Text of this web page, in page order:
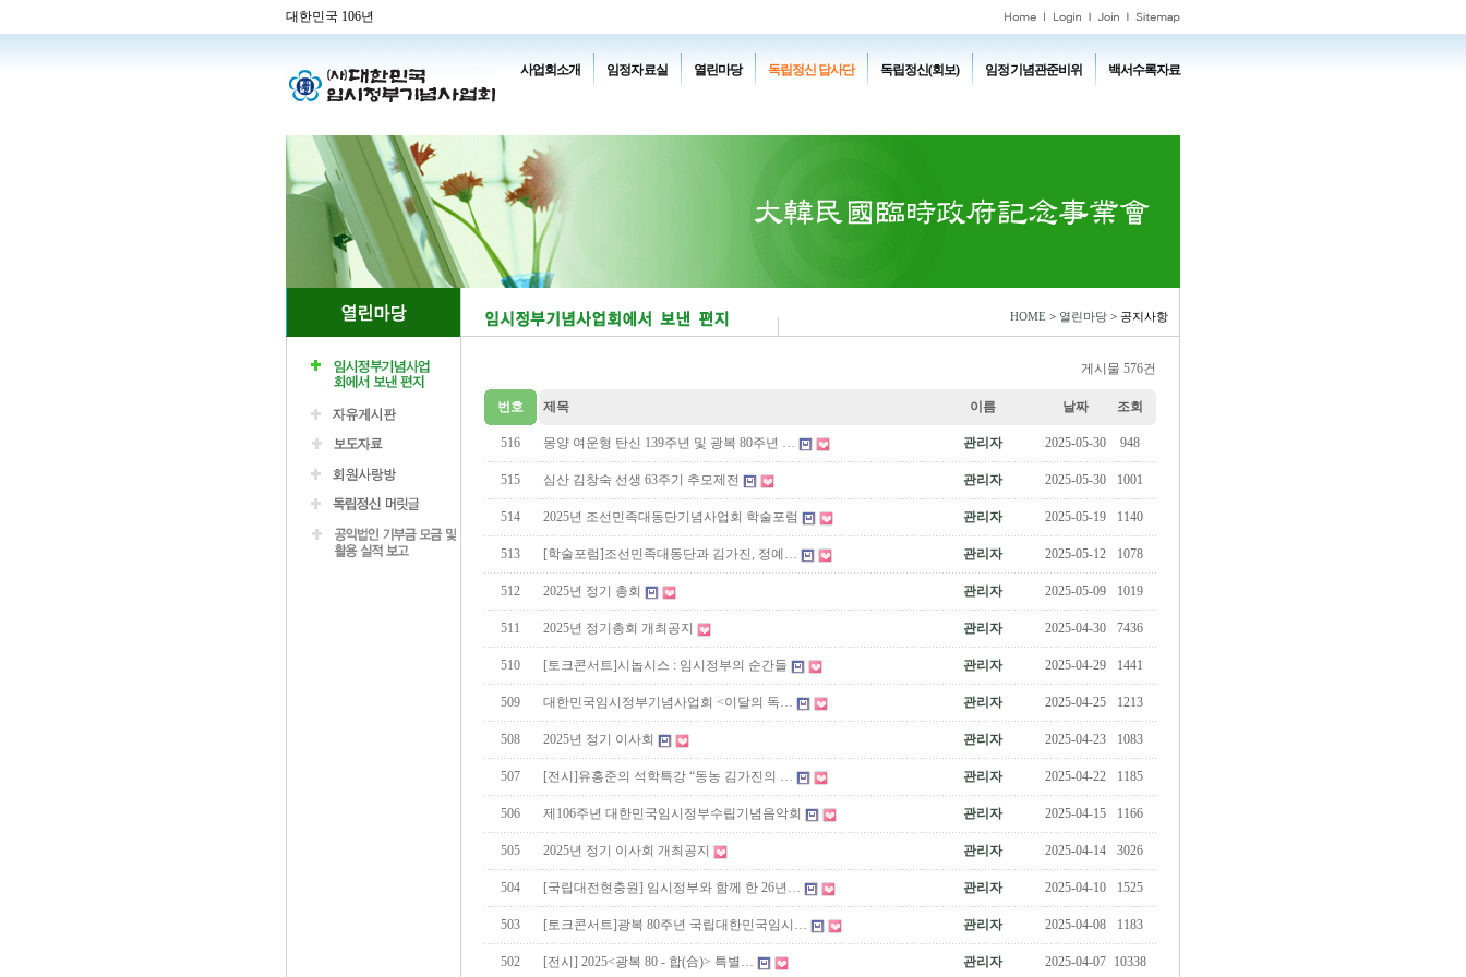
대한민국 106년
사업회소개 임정자료실 열린마당 독립정신 답사단 독립정신(회보) 임정기념관준비위 백서수록자료
HOME > 열린마당 > 공지사항
게시물 576건
번호 제목 이름 날짜 조회
516 몽양 여운형 탄신 139주년 및 광복 80주년 … 관리자 2025-05-30 948
515 심산 김창숙 선생 63주기 추모제전 관리자 2025-05-30 1001
514 2025년 조선민족대동단기념사업회 학술포럼 관리자 2025-05-19 1140
513 [학술포럼]조선민족대동단과 김가진, 정예… 관리자 2025-05-12 1078
512 2025년 정기 총회 관리자 2025-05-09 1019
511 2025년 정기총회 개최공지 관리자 2025-04-30 7436
510 [토크콘서트]시놉시스 : 임시정부의 순간들 관리자 2025-04-29 1441
509 대한민국임시정부기념사업회 <이달의 독… 관리자 2025-04-25 1213
508 2025년 정기 이사회 관리자 2025-04-23 1083
507 [전시]유홍준의 석학특강 “동농 김가진의 … 관리자 2025-04-22 1185
506 제106주년 대한민국임시정부수립기념음악회 관리자 2025-04-15 1166
505 2025년 정기 이사회 개최공지 관리자 2025-04-14 3026
504 [국립대전현충원] 임시정부와 함께 한 26년… 관리자 2025-04-10 1525
503 [토크콘서트]광복 80주년 국립대한민국임시… 관리자 2025-04-08 1183
502 [전시] 2025<광복 80 - 합(合)> 특별… 관리자 2025-04-07 10338